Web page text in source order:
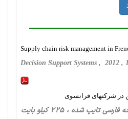
Supply chain risk management in
Decision Support Systems , 2012 ,
در شرکتهای فرانسوی
، فناوری اطلاعات، 32 صفحه فارسی تایپ شده ، 225 کیلو بایت